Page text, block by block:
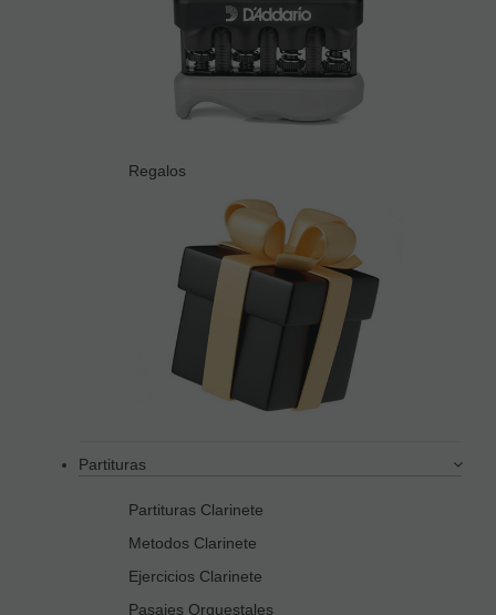
Regalos
Partituras
Partituras Clarinete
Metodos Clarinete
Ejercicios Clarinete
Pasajes Orquestales